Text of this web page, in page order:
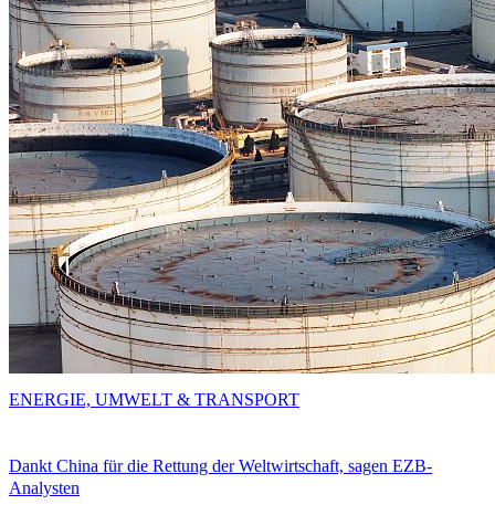
Dankt China für die Rettung der Weltwirtschaft, sagen EZB-
Analysten
ENERGIE, UMWELT & TRANSPORT